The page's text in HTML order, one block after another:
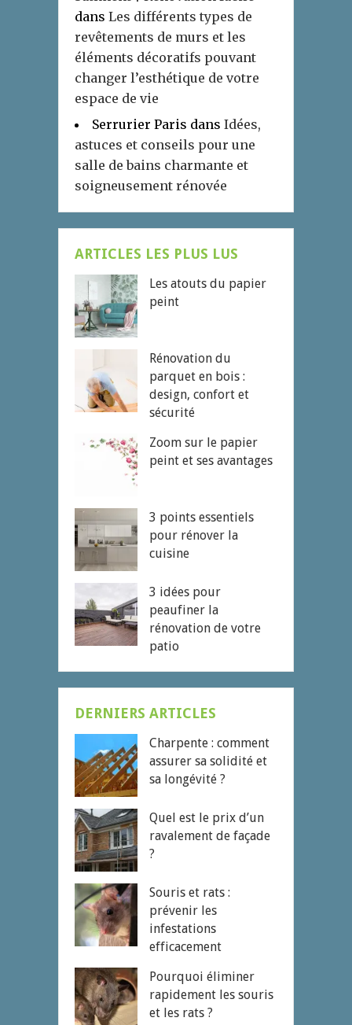
dans Les différents types de
revêtements de murs et les
éléments décoratifs pouvant
changer l’esthétique de votre
espace de vie
Serrurier Paris dans Idées,
astuces et conseils pour une
salle de bains charmante et
soigneusement rénovée
ARTICLES LES PLUS LUS
Les atouts du papier
peint
Rénovation du
parquet en bois :
design, confort et
sécurité
Zoom sur le papier
peint et ses avantages
3 points essentiels
pour rénover la
cuisine
3 idées pour
peaufiner la
rénovation de votre
patio
DERNIERS ARTICLES
Charpente : comment
assurer sa solidité et
sa longévité ?
Quel est le prix d’un
ravalement de façade
?
Souris et rats :
prévenir les
infestations
efficacement
Pourquoi éliminer
rapidement les souris
et les rats ?